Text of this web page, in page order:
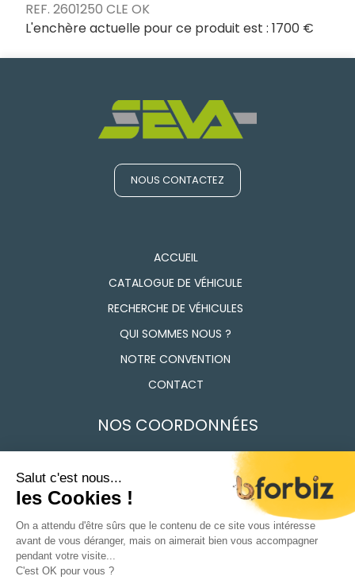
REF. 2601250 CLE OK
L'enchère actuelle pour ce produit est :1700 €
NOUS CONTACTEZ
ACCUEIL
CATALOGUE DE VÉHICULE
RECHERCHE DE VÉHICULES
QUI SOMMES NOUS ?
NOTRE CONVENTION
CONTACT
NOS COORDONNÉES
7 Route des Frères Lumière, 91160 Longjumeau
Du Lundi au vendredi 9h - 12h / 14h - 18h